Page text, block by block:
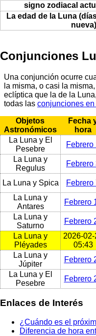
signo zodiacal
La edad de la Luna
nueva)
Conjunciones
Una conjunción ocurre
la misma, o casi la
eclíptica que la de la
todas las conjunciones
Objetos
Astronómicos
Fecha
hora
La Luna y El
Pesebre
Febrero
La Luna y
Regulus
Febrero
La Luna y Spica
Febrero
La Luna y
Antares
Febrero
La Luna y
Saturno
Febrero
La Luna y
Pléyades
2026-02-
05:43
La Luna y
Júpiter
Febrero
La Luna y El
Pesebre
Febrero
Enlaces de Interés
¿Cuándo es el
Diferencia de hora